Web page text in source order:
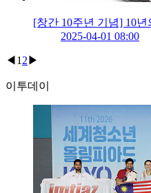
[창간 10주년 기념] 10
2025-04-01 08:00
◀ 1 2 ▶
이투데이